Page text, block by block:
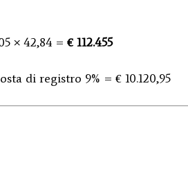
× 42,84 = € 112.455
di registro 9% = € 10.120,95